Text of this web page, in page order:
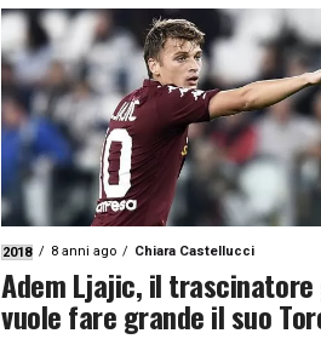
2018 8 anni ago Chiara Castellucci
Adem Ljajic, il
vuole fare grande il suo